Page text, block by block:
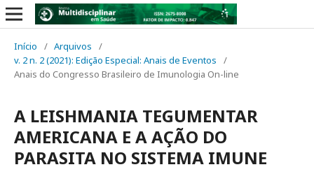
Início / Arquivos
/
v. 2 n. 2 (2021): Edição Especial: Anais de Eventos
/
Anais do Congresso Brasileiro de Imunologia On-line
A LEISHMANIA TEGUMENTAR
AMERICANA E A AÇÃO DO
PARASITA NO SISTEMA IMUNE